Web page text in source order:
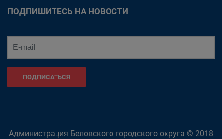
ПОДПИШИТЕСЬ НА НОВОСТИ
ПОДПИСАТЬСЯ
Администрация Беловского городского округа © 2018